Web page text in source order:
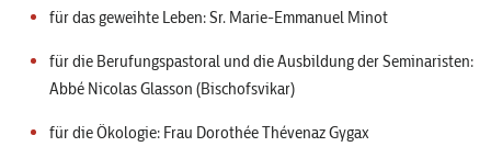
für das geweihte Leben: Sr. Marie-Emmanuel Minot
für die Berufungspastoral und die Ausbildung der Seminaristen:
Abbé Nicolas Glasson (Bischofsvikar)
für die Ökologie: Frau Dorothée Thévenaz Gygax